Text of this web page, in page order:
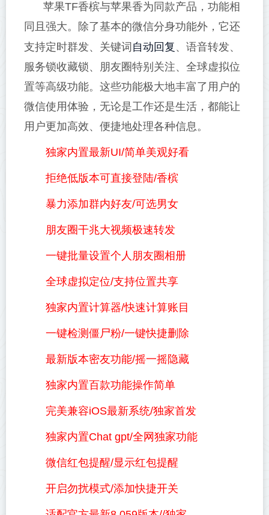
苹果TF香槟与苹果香为同款产品，功能相
同且强大。除了基本的微信分身功能外，它还
支持定时群发、关键词 自动回复 、语音转发、
服务锁收藏锁、朋友圈特别关注、全球虚拟位
置等高级功能。这些功能极大地丰富了用户的
微信使用体验，无论是工作还是生活，都能让
用户更加高效、便捷地处理各种信息。
独家内置最新UI/简单美观好看
拒绝低版本可直接登陆/香槟
暴力添加群内好友/可选男女
朋友圈干兆大视频极速转发
一键批量设置个人朋友圈相册
全球虚拟定位/支持位置共享
独家内置计算器/快速计算账目
一键检测僵尸粉/一键快捷删除
最新版本密友功能/摇一摇隐藏
独家内置百款功能操作简单
完美兼容iOS最新系统/独家首发
独家内置Chat gpt/全网独家功能
微信红包提醒/显示红包提醒
开启勿扰模式/添加快捷开关